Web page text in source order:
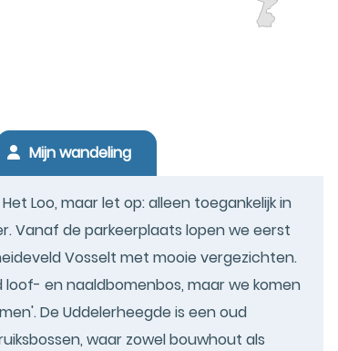
Mijn wandeling
Loo, maar let op: alleen toegankelijk in
Vanaf de parkeerplaats lopen we eerst
Vosselt met mooie vergezichten.
en naaldbomenbos, maar we komen
De Uddelerheegde is een oud
waar zowel bouwhout als